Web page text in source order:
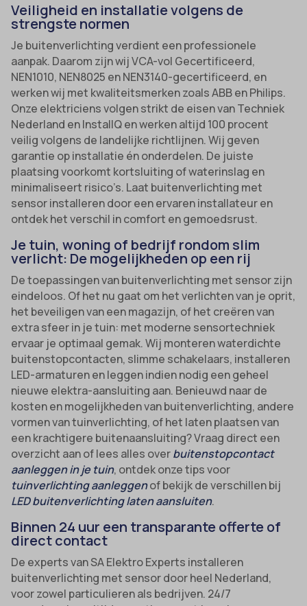
Veiligheid en installatie volgens de
strengste normen
Je buitenverlichting verdient een professionele
aanpak. Daarom zijn wij VCA-vol Gecertificeerd,
NEN1010, NEN8025 en NEN3140-gecertificeerd, en
werken wij met kwaliteitsmerken zoals ABB en Philips.
Onze elektriciens volgen strikt de eisen van Techniek
Nederland en InstallQ en werken altijd 100 procent
veilig volgens de landelijke richtlijnen. Wij geven
garantie op installatie én onderdelen. De juiste
plaatsing voorkomt kortsluiting of waterinslag en
minimaliseert risico’s. Laat buitenverlichting met
sensor installeren door een ervaren installateur en
ontdek het verschil in comfort en gemoedsrust.
Je tuin, woning of bedrijf rondom slim
verlicht: De mogelijkheden op een rij
De toepassingen van buitenverlichting met sensor zijn
eindeloos. Of het nu gaat om het verlichten van je oprit,
het beveiligen van een magazijn, of het creëren van
extra sfeer in je tuin: met moderne sensortechniek
ervaar je optimaal gemak. Wij monteren waterdichte
buitenstopcontacten, slimme schakelaars, installeren
LED-armaturen en leggen indien nodig een geheel
nieuwe elektra-aansluiting aan. Benieuwd naar de
kosten en mogelijkheden van buitenverlichting, andere
vormen van tuinverlichting, of het laten plaatsen van
een krachtigere buitenaansluiting? Vraag direct een
overzicht aan of lees alles overbuitenstopcontact
aanleggen in je tuin, ontdek onze tips voor
tuinverlichting aanleggenof bekijk de verschillen bij
LED buitenverlichting laten aansluiten.
Binnen 24 uur een transparante offerte of
direct contact
De experts van SA Elektro Experts installeren
buitenverlichting met sensor door heel Nederland,
voor zowel particulieren als bedrijven. 24/7